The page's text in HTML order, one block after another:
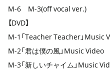
M-6 M-3(off vocal ver.)
【DVD】
M-1「Teacher Teacher」Music
M-2「君は僕の風」Music Video
M-3「新しいチャイム」Music